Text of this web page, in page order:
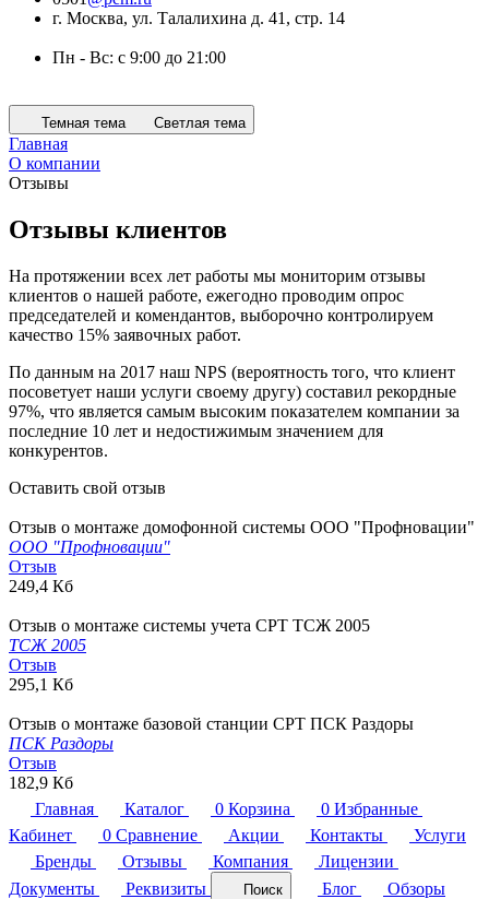
г. Москва, ул. Талалихина д. 41, стр. 14
Пн - Вс: с 9:00 до 21:00
Темная тема Светлая тема
Главная
О компании
Отзывы
Отзывы клиентов
На протяжении всех лет работы мы мониторим отзывы
клиентов о нашей работе, ежегодно проводим опрос
председателей и комендантов, выборочно контролируем
качество 15% заявочных работ.
По данным на 2017 наш NPS (вероятность того, что клиент
посоветует наши услуги своему другу) составил рекордные
97%, что является самым высоким показателем компании за
последние 10 лет и недостижимым значением для
конкурентов.
Оставить свой отзыв
Отзыв о монтаже домофонной системы ООО "Профновации"
ООО "Профновации"
Отзыв
249,4 Кб
Отзыв о монтаже системы учета СРТ ТСЖ 2005
ТСЖ 2005
Отзыв
295,1 Кб
Отзыв о монтаже базовой станции СРТ ПСК Раздоры
ПСК Раздоры
Отзыв
182,9 Кб
Главная
Каталог 0 Корзина 0 Избранные
Кабинет
0 Сравнение Акции Контакты
Услуги
Бренды
Отзывы Компания
Лицензии
Документы
Реквизиты Поиск Блог
Обзоры